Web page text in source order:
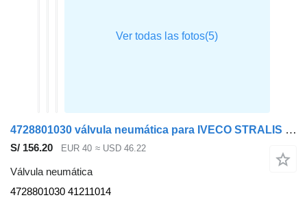
4728801030 válvula neumática para IVECO STRALIS cabeza tractora
S/ 156.20 EUR 40 ≈ USD 46.22
Válvula neumática
4728801030 41211014